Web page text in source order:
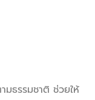
มธรรมชาติ ช่วยให้